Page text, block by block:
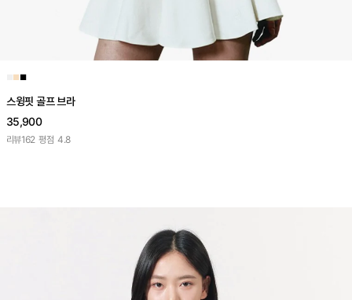
■■
스윙핏 골프 브라
35,900
리뷰162 평점 4.8